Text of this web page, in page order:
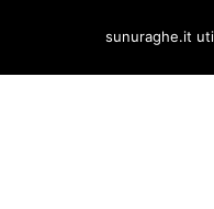
content
sunuraghe.it